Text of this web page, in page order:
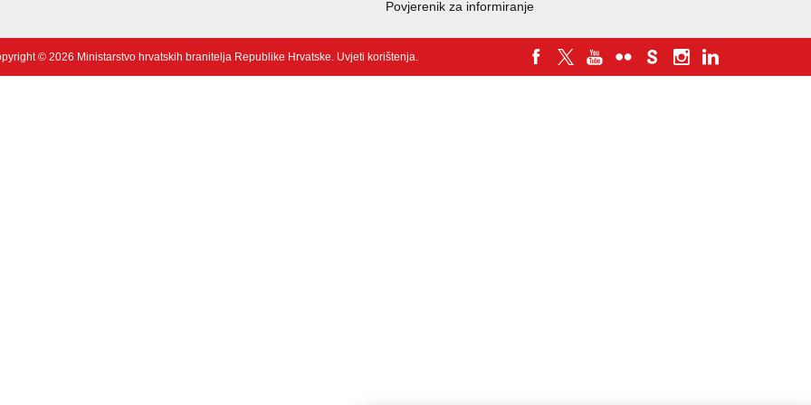
Povjerenik za informiranje
© 2026 Ministarstvo hrvatskih branitelja Republike Hrvatske. Uvjeti korištenja.